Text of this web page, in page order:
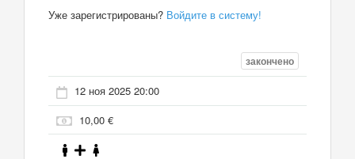
Уже зарегистрированы? Войдите в систему!
закончено
12 ноя 2025 20:00
10,00 €